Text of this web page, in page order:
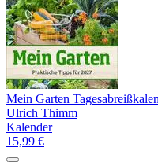
Mein Garten
Ulrich Thimm
Kalender
15,99 €